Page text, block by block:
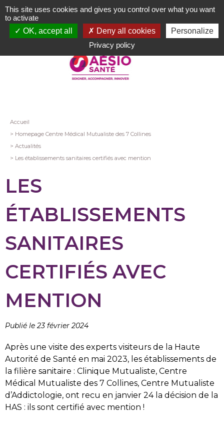
Aller
au
contenu
Fil
d'Ariane
Accueil
Homepage Centre Médical Mutualiste des 7 Collines
Actualités
Les établissements sanitaires certifiés avec mention
LES
ÉTABLISSEMENTS
SANITAIRES
CERTIFIÉS AVEC
MENTION
Publié le 23 février 2024
Après une visite des experts visiteurs de la Haute
Autorité de Santé en mai 2023, les établissements de
la filière sanitaire : Clinique Mutualiste, Centre
Médical Mutualiste des 7 Collines, Centre Mutualiste
d’Addictologie, ont recu en janvier 24 la décision de la
HAS : ils sont certifié avec mention !
This site uses cookies and gives you control over what you want
to activate
OK, accept all
Deny all cookies
Personalize
Privacy policy